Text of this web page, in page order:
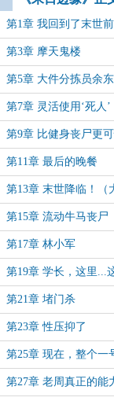
第1章 我回到了末世
第3章 摩天鬼楼
第5章 大件分拣员余东
第7章 灵活使用‘死人’
第9章 比健身丧尸更
第11章 最后的晚餐
第13章 末世降临！（
第15章 流动牛马丧尸
第17章 林小军
第19章 学长，这里...
第21章 堵门杀
第23章 性压抑了
第25章 现在，整个一
地盘了
第27章 老周真正的能